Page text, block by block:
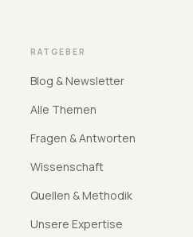
RATGEBER
Blog & Newsletter
Alle Themen
Fragen & Antworten
Wissenschaft
Quellen & Methodik
Unsere Expertise